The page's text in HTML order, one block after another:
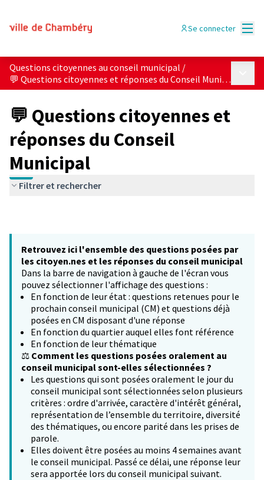
Se connecter
Questions citoyennes au conseil municipal /
💬 Questions citoyennes et réponses du Conseil Municipal
💬 Questions citoyennes et
réponses du Conseil
Municipal
Filtrer et rechercher
Retrouvez ici l'ensemble des questions posées par
les citoyen.nes et les réponses du conseil municipal
Dans la barre de navigation à gauche de l'écran vous
pouvez sélectionner l'affichage des questions :
En fonction de leur état : questions retenues pour le
prochain conseil municipal (CM) et questions déjà
posées en CM disposant d'une réponse
En fonction du quartier auquel elles font référence
En fonction de leur thématique
⚖️ Comment les questions posées oralement au
conseil municipal sont-elles sélectionnées ?
Les questions qui sont posées oralement le jour du
conseil municipal sont sélectionnées selon plusieurs
critères : ordre d'arrivée, caractère d'intérêt général,
représentation de l’ensemble du territoire, diversité
des thématiques, ou encore parité dans les prises de
parole.
Elles doivent être posées au moins 4 semaines avant
le conseil municipal. Passé ce délai, une réponse leur
sera apportée lors du conseil municipal suivant.